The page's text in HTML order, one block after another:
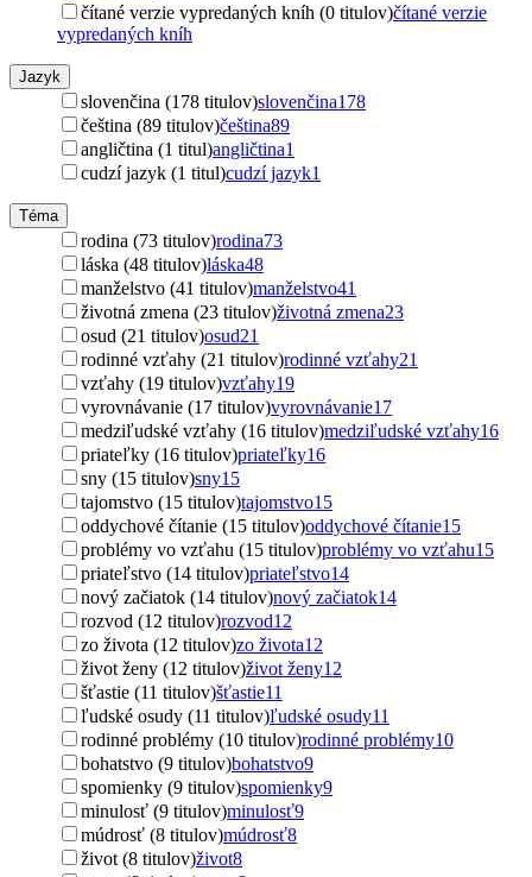
čítané verzie vypredaných kníh (0 titulov)čítané verzie
vypredaných kníh
Jazyk
slovenčina (178 titulov)slovenčina178
čeština (89 titulov)čeština89
angličtina (1 titul)angličtina1
cudzí jazyk (1 titul)cudzí jazyk1
Téma
rodina (73 titulov)rodina73
láska (48 titulov)láska48
manželstvo (41 titulov)manželstvo41
životná zmena (23 titulov)životná zmena23
osud (21 titulov)osud21
rodinné vzťahy (21 titulov)rodinné vzťahy21
vzťahy (19 titulov)vzťahy19
vyrovnávanie (17 titulov)vyrovnávanie17
medziľudské vzťahy (16 titulov)medziľudské vzťahy16
priateľky (16 titulov)priateľky16
sny (15 titulov)sny15
tajomstvo (15 titulov)tajomstvo15
oddychové čítanie (15 titulov)oddychové čítanie15
problémy vo vzťahu (15 titulov)problémy vo vzťahu15
priateľstvo (14 titulov)priateľstvo14
nový začiatok (14 titulov)nový začiatok14
rozvod (12 titulov)rozvod12
zo života (12 titulov)zo života12
život ženy (12 titulov)život ženy12
šťastie (11 titulov)šťastie11
ľudské osudy (11 titulov)ľudské osudy11
rodinné problémy (10 titulov)rodinné problémy10
bohatstvo (9 titulov)bohatstvo9
spomienky (9 titulov)spomienky9
minulosť (9 titulov)minulosť9
múdrosť (8 titulov)múdrosť8
život (8 titulov)život8